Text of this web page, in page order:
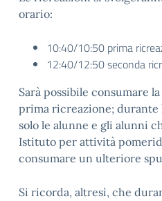
orario:
10:40/10:50 prima
12:40/12:50 seconda
Sarà possibile consumare
prima ricreazione; durante
solo le alunne e gli alunni
Istituto per attività
consumare un ulteriore
Si ricorda, altresì, che